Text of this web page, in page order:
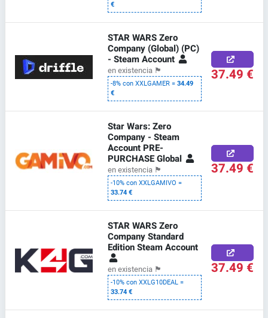
€
STAR WARS Zero
Company (Global) (PC)
- Steam Account
en existencia 🏴
-8% con XXLGAMER =34.49
€
37.49 €
Star Wars: Zero
Company - Steam
Account PRE-
PURCHASE Global
en existencia 🏴
-10% con XXLGAMIVO =
33.74 €
37.49 €
STAR WARS Zero
Company Standard
Edition Steam Account
en existencia 🏴
-10% con XXLG10DEAL =
33.74 €
37.49 €